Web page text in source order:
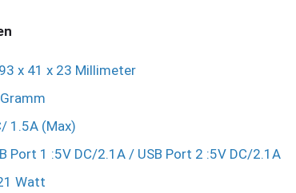
x 41 x 23 Millimeter
1.5A (Max)
Port 1 :5V DC/2.1A / USB Port 2 :5V DC/2.1A
Watt